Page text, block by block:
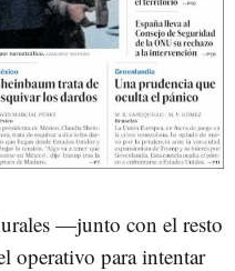
—junto con el resto
operativo para intentar